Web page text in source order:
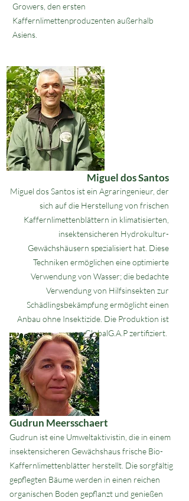
Growers, den ersten
Kaffernlimettenproduzenten außerhalb
Asiens.
Miguel dos Santos
Miguel dos Santos ist ein Agraringenieur, der
sich auf die Herstellung von frischen
Kaffernlimettenblättern in klimatisierten,
insektensicheren Hydrokultur-
Gewächshäusern spezialisiert hat. Diese
Techniken ermöglichen eine optimierte
Verwendung von Wasser; die bedachte
Verwendung von Hilfsinsekten zur
Schädlingsbekämpfung ermöglicht einen
Anbau ohne Insektizide. Die Produktion ist
von GlobalG.A.P zertifiziert.
Gudrun Meersschaert
Gudrun ist eine Umweltaktivistin, die in einem
insektensicheren Gewächshaus frische Bio-
Kaffernlimettenblätter herstellt. Die sorgfältig
gepflegten Bäume werden in einen reichen
organischen Boden gepflanzt und genießen